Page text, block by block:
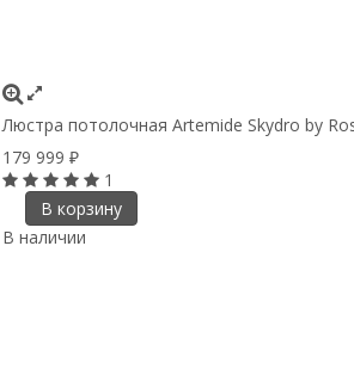
Люстра потолочная Artemide Skydro by
179 999 ₽
1
В корзину
В наличии